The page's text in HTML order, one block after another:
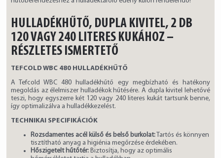
HULLADÉKHŰTŐ, DUPLA KIVITEL, 2 DB
120 VAGY 240 LITERES KUKÁHOZ –
RÉSZLETES ISMERTETŐ
TEFCOLD WBC 480 HULLADÉKHŰTŐ
A Tefcold WBC 480 hulladékhűtő egy megbízható és hatékony
megoldás az élelmiszer hulladékok hűtésére. A dupla kivitel lehetővé
teszi, hogy egyszerre két 120 vagy 240 literes kukát tartsunk benne,
így optimalizálva a hulladékkezelést.
TECHNIKAI SPECIFIKÁCIÓK
Rozsdamentes acél külső és belső burkolat:Tartós és könnyen
tisztítható anyag a higiénia megőrzése érdekében.
Hőszigetelt hűtőtér:Biztosítja, hogy az optimális